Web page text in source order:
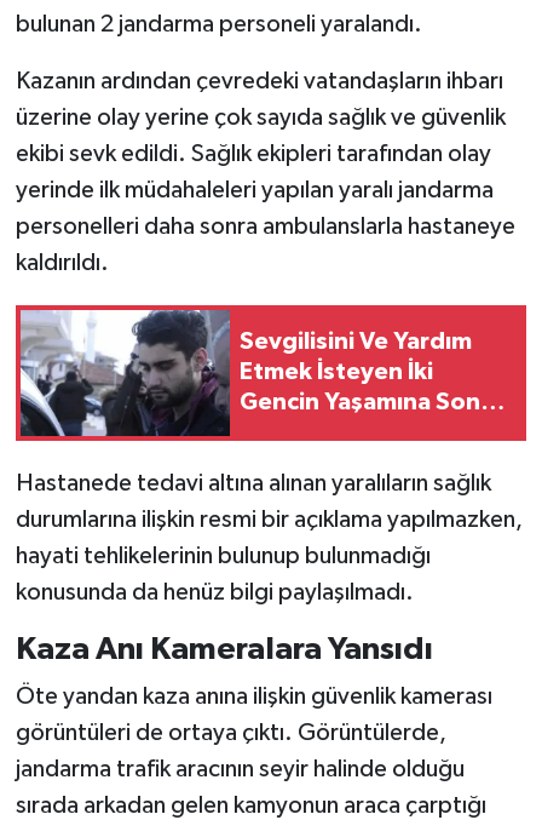
bulunan 2 jandarma personeli yaralandı.
Kazanın ardından çevredeki vatandaşların ihbarı
üzerine olay yerine çok sayıda sağlık ve güvenlik
ekibi sevk edildi. Sağlık ekipleri tarafından olay
yerinde ilk müdahaleleri yapılan yaralı jandarma
personelleri daha sonra ambulanslarla hastaneye
kaldırıldı.
Sevgilisini Ve Yardım
Etmek İsteyen İki
Gencin Yaşamına Son
Hastanede tedavi altına alınan yaralıların sağlık
durumlarına ilişkin resmi bir açıklama yapılmazken,
hayati tehlikelerinin bulunup bulunmadığı
konusunda da henüz bilgi paylaşılmadı.
Kaza Anı Kameralara Yansıdı
Öte yandan kaza anına ilişkin güvenlik kamerası
görüntüleri de ortaya çıktı. Görüntülerde,
jandarma trafik aracının seyir halinde olduğu
sırada arkadan gelen kamyonun araca çarptığı